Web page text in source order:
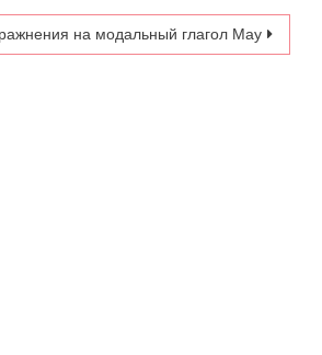
на модальный глагол May